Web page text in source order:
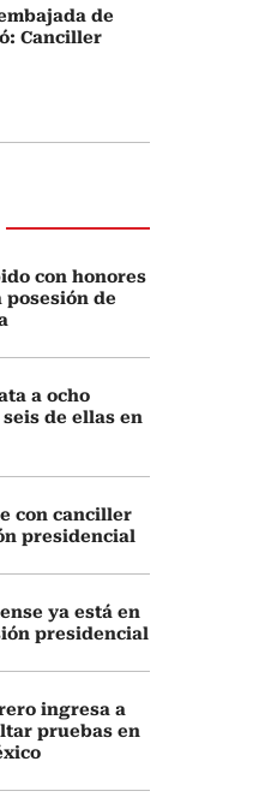
de
Canciller
con honores
posesión de
a ocho
de ellas en
con canciller
presidencial
ya está en
presidencial
ingresa a
pruebas en